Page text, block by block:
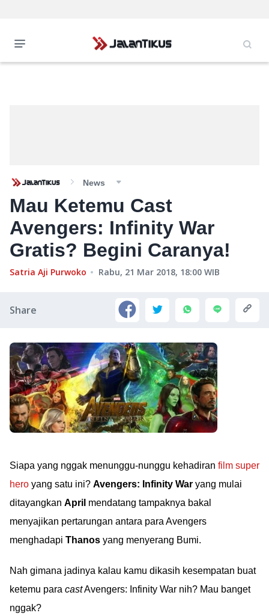
News
Mau Ketemu Cast
Avengers: Infinity War
Gratis? Begini Caranya!
Satria Aji Purwoko Rabu, 21 Mar 2018, 18:00 WIB
Share
Siapa yang nggak menunggu-nunggu kehadiran film super
hero yang satu ini? Avengers: Infinity War yang mulai
ditayangkan April mendatang tampaknya bakal
menyajikan pertarungan antara para Avengers
menghadapi Thanos yang menyerang Bumi.
Nah gimana jadinya kalau kamu dikasih kesempatan buat
ketemu para castAvengers: Infinity War nih? Mau banget
nggak?